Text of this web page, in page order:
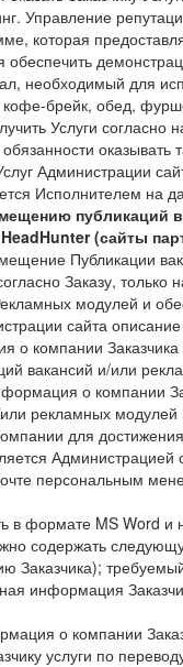
Управление
которая
обеспечить
необходимый для
брейк, обед,
Услуги
Администрации
Исполнителем на
(сайты
Публикации
Заказу, только
модулей и
сайта
компании Заказчика
вакансий и/или
о компании
рекламных модулей
для достижения
персональным
в формате MS Word и
содержать
Заказчика);
информация
о компании
услуги по